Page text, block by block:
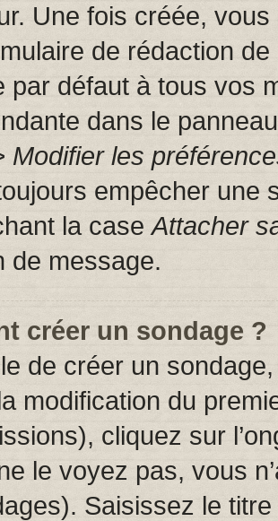
Une fois créée,
de rédaction
par défaut à tous vos
dans le
Modifier les
empêcher une
la caseAttacher
de message.
créer un sondage ?
de créer un
modification du
cliquez sur
le voyez pas, vous
Saisissez le